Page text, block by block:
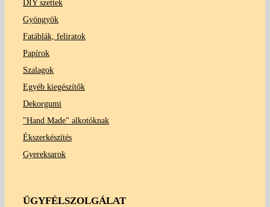
DIY szettek
Gyöngyök
Fatáblák, feliratok
Papírok
Szalagok
Egyéb kiegészítők
Dekorgumi
"Hand Made" alkotóknak
Ékszerkészítés
Gyereksarok
ÜGYFÉLSZOLGÁLAT